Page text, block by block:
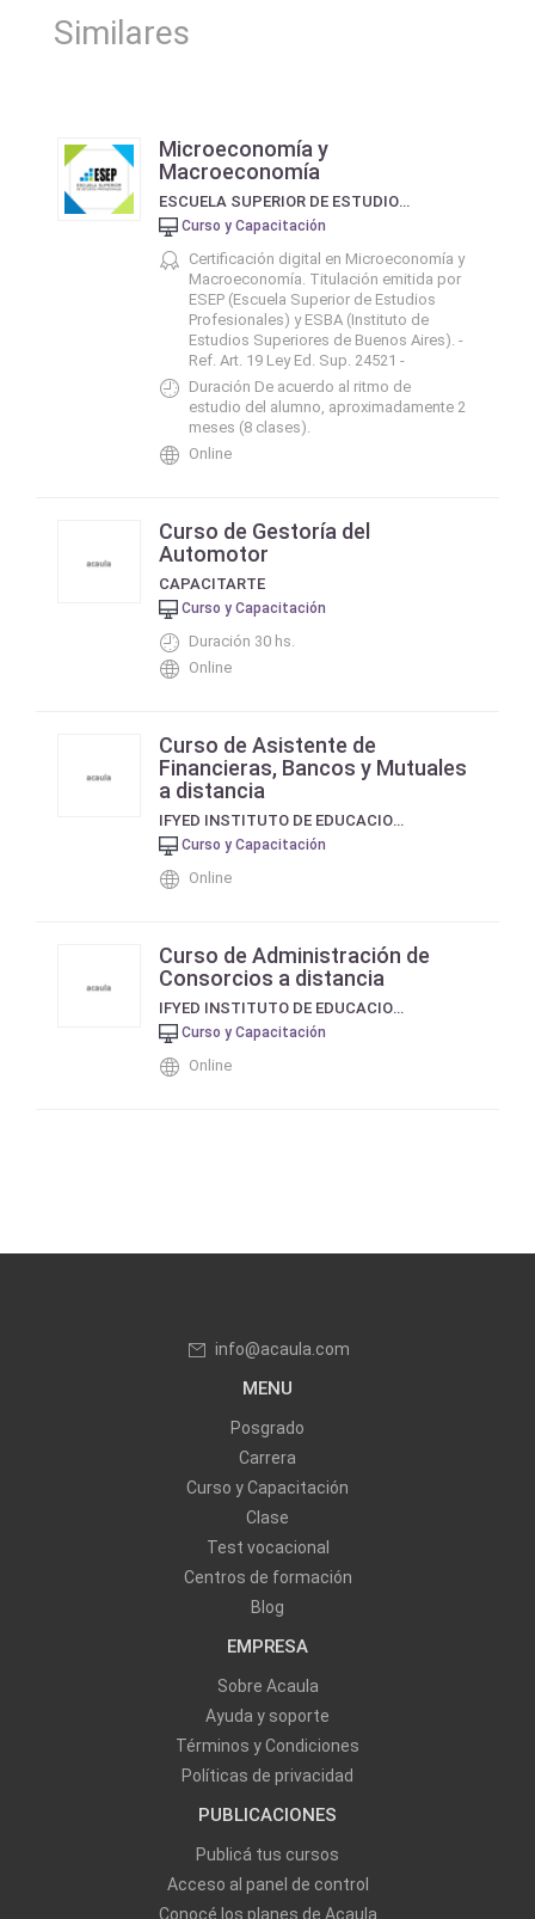
Similares
Microeconomía y
Macroeconomía
ESCUELA SUPERIOR DE ESTUDIOS PROFESIONALES - ESEP
Curso y Capacitación
Certificación digital en Microeconomía y
Macroeconomía. Titulación emitida por
ESEP (Escuela Superior de Estudios
Profesionales) y ESBA (Instituto de
Estudios Superiores de Buenos Aires). -
Ref. Art. 19 Ley Ed. Sup. 24521 -
Duración De acuerdo al ritmo de
estudio del alumno, aproximadamente 2
meses (8 clases).
Online
Curso de Gestoría del
Automotor
CAPACITARTE
Curso y Capacitación
Duración 30 hs.
Online
Curso de Asistente de
Financieras, Bancos y Mutuales
a distancia
IFYED INSTITUTO DE EDUCACION Y FORMACIÓN A DISTANCIA
Curso y Capacitación
Online
Curso de Administración de
Consorcios a distancia
IFYED INSTITUTO DE EDUCACION Y FORMACIÓN A DISTANCIA
Curso y Capacitación
Online
info@acaula.com
MENU
Posgrado
Carrera
Curso y Capacitación
Clase
Test vocacional
Centros de formación
Blog
EMPRESA
Sobre Acaula
Ayuda y soporte
Términos y Condiciones
Políticas de privacidad
PUBLICACIONES
Publicá tus cursos
Acceso al panel de control
Conocé los planes de Acaula